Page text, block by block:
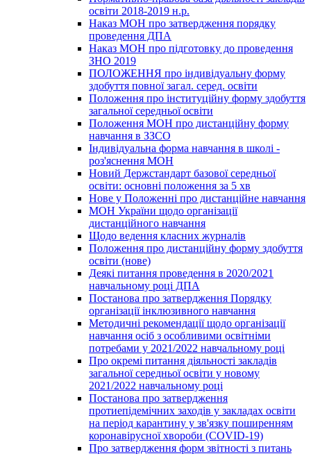
освіти 2018-2019 н.р.
Наказ МОН про затвердження порядку
проведення ДПА
Наказ МОН про підготовку до проведення
ЗНО 2019
ПОЛОЖЕННЯ про індивідуальну форму
здобуття повної загал. серед. освіти
Положення про інституційну форму здобуття
загальної середньої освіти
Положення МОН про дистанційну форму
навчання в ЗЗСО
Індивідуальна форма навчання в школі -
роз'яснення МОН
Новий Держстандарт базової середньої
освіти: основні положення за 5 хв
Нове у Положенні про дистанційне навчання
МОН України щодо організації
дистанційного навчання
Щодо ведення класних журналів
Положення про дистанційну форму здобуття
освіти (нове)
Деякі питання проведення в 2020/2021
навчальному році ДПА
Постанова про затвердження Порядку
організації інклюзивного навчання
Методичні рекомендації щодо організації
навчання осіб з особливими освітніми
потребами у 2021/2022 навчальному році
Про окремі питання діяльності закладів
загальної середньої освіти у новому
2021/2022 навчальному році
Постанова про затвердження
протиепідемічних заходів у закладах освіти
на період карантину у зв'язку поширенням
коронавірусної хвороби (COVID-19)
Про затвердження форм звітності з питань